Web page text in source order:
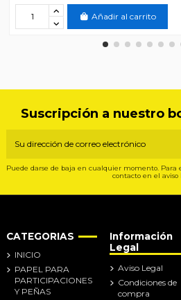
Añadir al carrito
Suscripción a nuestro
Puede darse de baja en cualquier momento. Para
contacto en el aviso
CATEGORIAS
INICIO
PAPEL PARA
PARTICIPACIONES
Y PEÑAS
Información
Legal
Aviso Legal
Condiciones de
compra